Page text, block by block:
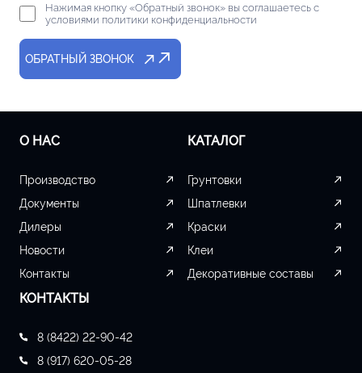
Нажимая кнопку «Обратный звонок» вы соглашаетесь с
условиями политики конфиденциальности
ОБРАТНЫЙ ЗВОНОК
О НАС
Производство
Документы
Дилеры
Новости
Контакты
КАТАЛОГ
Грунтовки
Шпатлевки
Краски
Клеи
Декоративные составы
КОНТАКТЫ
8 (8422) 22-90-42
8 (917) 620-05-28